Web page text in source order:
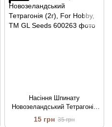
Насіння Шпинату
Новозеландський Тетрагонія
(2г), For Hobby, TM GL Seeds
15 грн 35 грн